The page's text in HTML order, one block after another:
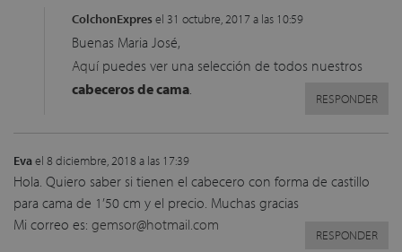
ColchonExpresel 31 octubre, 2017 a las 10:59
Buenas Maria José,
Aquí puedes ver una selección de todos nuestros
cabeceros de cama.
RESPONDER
Evael 8 diciembre, 2018 a las 17:39
Hola. Quiero saber si tienen el cabecero con forma de castillo
para cama de 1’50 cm y el precio. Muchas gracias
Mi correo es: gemsor@hotmail.com
RESPONDER